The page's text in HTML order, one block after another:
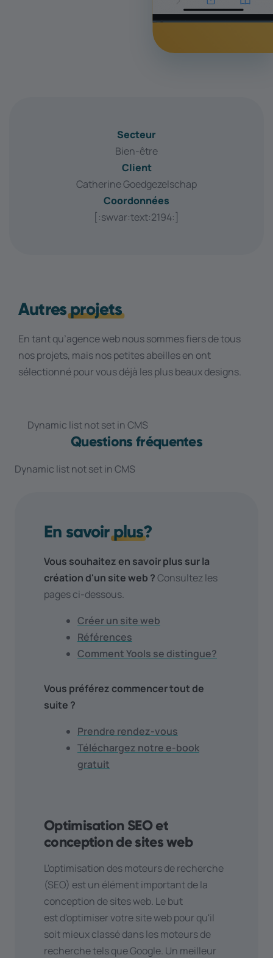
Secteur
Bien-être
Client
Catherine Goedgezelschap
Coordonnées
[:swvar:text:2194:]
Autresprojets
En tant qu’agence web nous sommes fiers de tous
nos projets, mais nos petites abeilles en ont
sélectionné pour vous déjà les plus beaux designs.
Dynamic list not set in CMS
En savoirplus?
Vous souhaitez en savoir plus sur la
création d'un site web ?Consultez les
pages ci-dessous.
Créer un site web
Références
Comment Yools se distingue?
Vous préférez commencer tout de
suite ?
Prendre rendez-vous
Téléchargez notre e-book
gratuit
Optimisation SEO et
conception de sites web
L'optimisation des moteurs de recherche
(SEO) est un élément important de la
conception de sites web. Le but
est d'optimiser votre site web pour qu'il
soit mieux classé dans les moteurs de
recherche tels que Google. Un meilleur
Questions fréquentes
Dynamic list not set in CMS